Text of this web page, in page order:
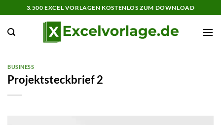
Inhalt
springen
3.500 EXCEL VORLAGEN KOSTENLOS ZUM DOWNLOAD
BUSINESS
Projektsteckbrief 2